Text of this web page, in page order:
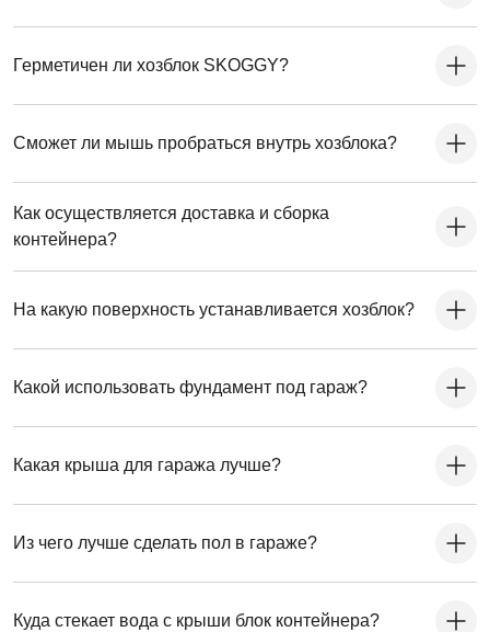
Герметичен ли хозблок SKOGGY?
Сможет ли мышь пробраться внутрь хозблока?
Как осуществляется доставка и сборка
контейнера?
На какую поверхность устанавливается хозблок?
Какой использовать фундамент под гараж?
Какая крыша для гаража лучше?
Из чего лучше сделать пол в гараже?
Куда стекает вода с крыши блок контейнера?